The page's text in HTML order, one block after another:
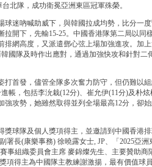
北隊，成功衛冕亞洲東區冠軍殊榮。
迷吶喊助威下，與韓國拉成均勢，比分一
開下，先輸15-25。中國香港隊第二局以同
網高度，又派遣鄧心弦上場加強進攻。加
國隊及時作出應對，通過加強快攻和針對
首發，儘管全隊多次奮力防守，但仍難以
帳，包括李沇栽(12分)、崔允伊(11分)及朴
攻勢，她雖然取得並列全場最高12分，卻
球隊及個人獎項得主，並邀請到中國香港
署長(康樂事務) 徐曉露女士, JP、「2025亞
事組織委員會主席 麥錦燦先生、主要贊助
項得主為中國隊主教練謝激揚，最有價值球